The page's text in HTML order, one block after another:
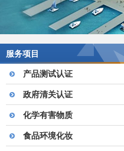
服务项目
产品测试认证
政府清关认证
化学有害物质
食品环境化妆